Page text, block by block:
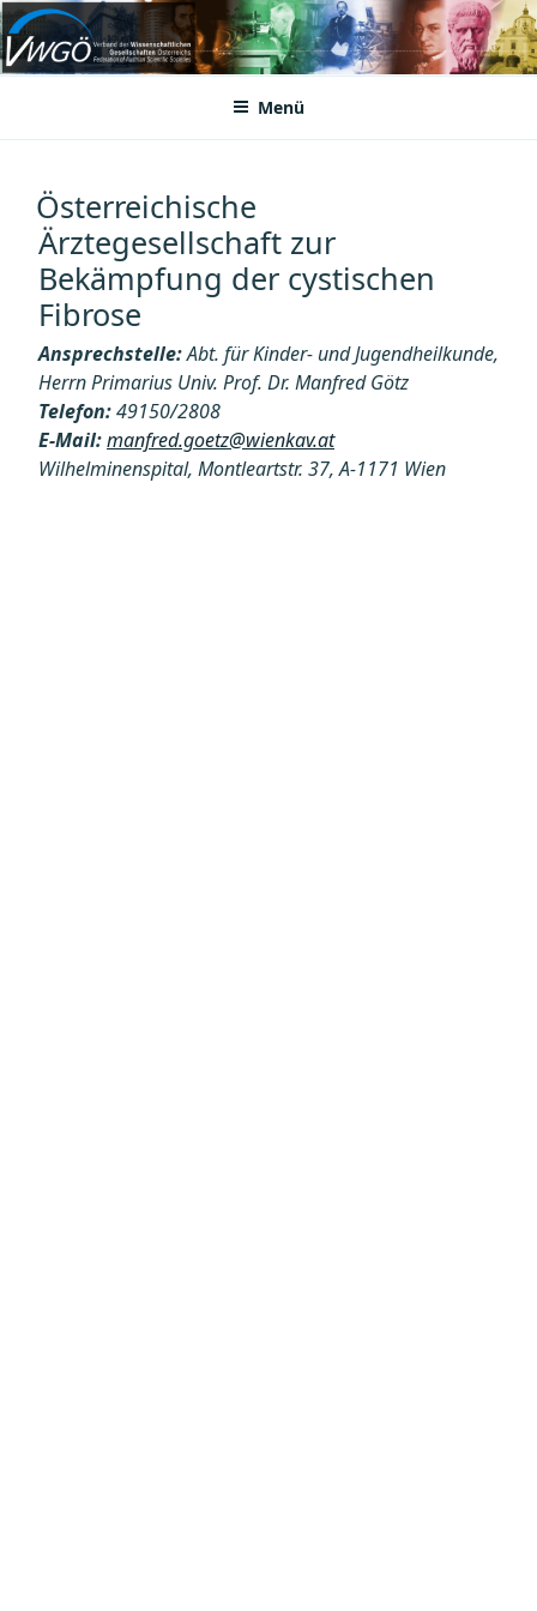
Zum
Inhalt
springenVWGÖ
Federation of Austrian Scientific Societies
Menü
Österreichische
Ärztegesellschaft zur
Bekämpfung der cystischen
Fibrose
Ansprechstelle:Abt. für Kinder- und Jugendheilkunde,
Herrn Primarius Univ. Prof. Dr. Manfred Götz
Telefon:49150/2808
E-Mail:manfred.goetz@wienkav.at
Wilhelminenspital, Montleartstr. 37, A-1171 Wien